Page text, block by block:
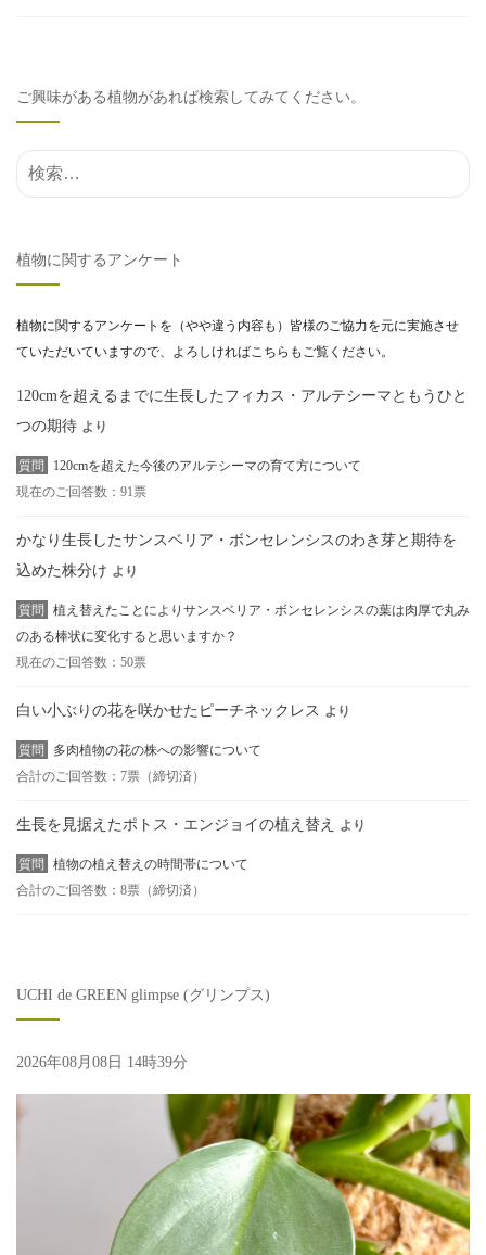
ご興味がある植物があれば検索してみてください。
検索結果:
植物に関するアンケート
植物に関するアンケートを（やや違う内容も）皆様のご協力を元に実施させ
ていただいていますので、よろしければこちらもご覧ください。
120cmを超えるまでに生長したフィカス・アルテシーマともうひと
つの期待 より
質問
120cmを超えた今後のアルテシーマの育て方について
現在のご回答数：91票
かなり生長したサンスベリア・ボンセレンシスのわき芽と期待を
込めた株分け より
質問
植え替えたことによりサンスベリア・ボンセレンシスの葉は肉厚で丸み
のある棒状に変化すると思いますか？
現在のご回答数：50票
白い小ぶりの花を咲かせたピーチネックレス より
質問
多肉植物の花の株への影響について
合計のご回答数：7票（締切済）
生長を見据えたポトス・エンジョイの植え替え より
質問
植物の植え替えの時間帯について
合計のご回答数：8票（締切済）
UCHI de GREEN glimpse (グリンプス)
2026年08月08日 14時39分